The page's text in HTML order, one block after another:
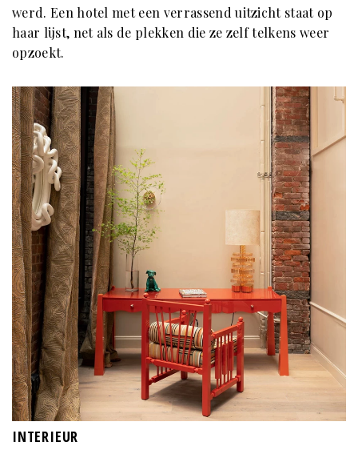
werd. Een hotel met een verrassend uitzicht staat op
haar lijst, net als de plekken die ze zelf telkens weer
opzoekt.
INTERIEUR